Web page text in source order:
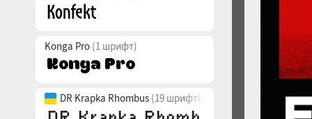
Konga Pro (1 шрифт)
DR Krapka Rhombus (19 шрифтів)